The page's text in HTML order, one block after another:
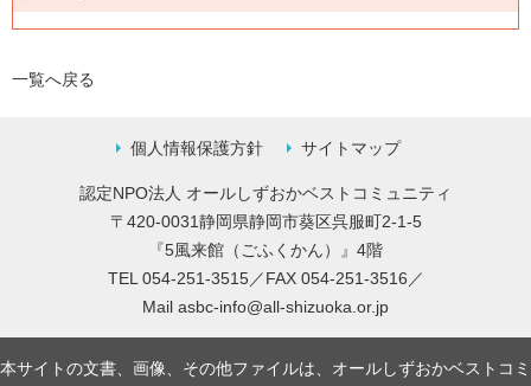
一覧へ戻る
個人情報保護方針 サイトマップ
認定NPO法人 オールしずおかベストコミュニティ
〒420-0031静岡県静岡市葵区呉服町2-1-5
『5風来館（ごふくかん）』4階
TEL 054-251-3515／FAX 054-251-3516／
Mail asbc-info@all-shizuoka.or.jp
本サイトの文書、画像、その他ファイルは、オールしずおかベストコミ